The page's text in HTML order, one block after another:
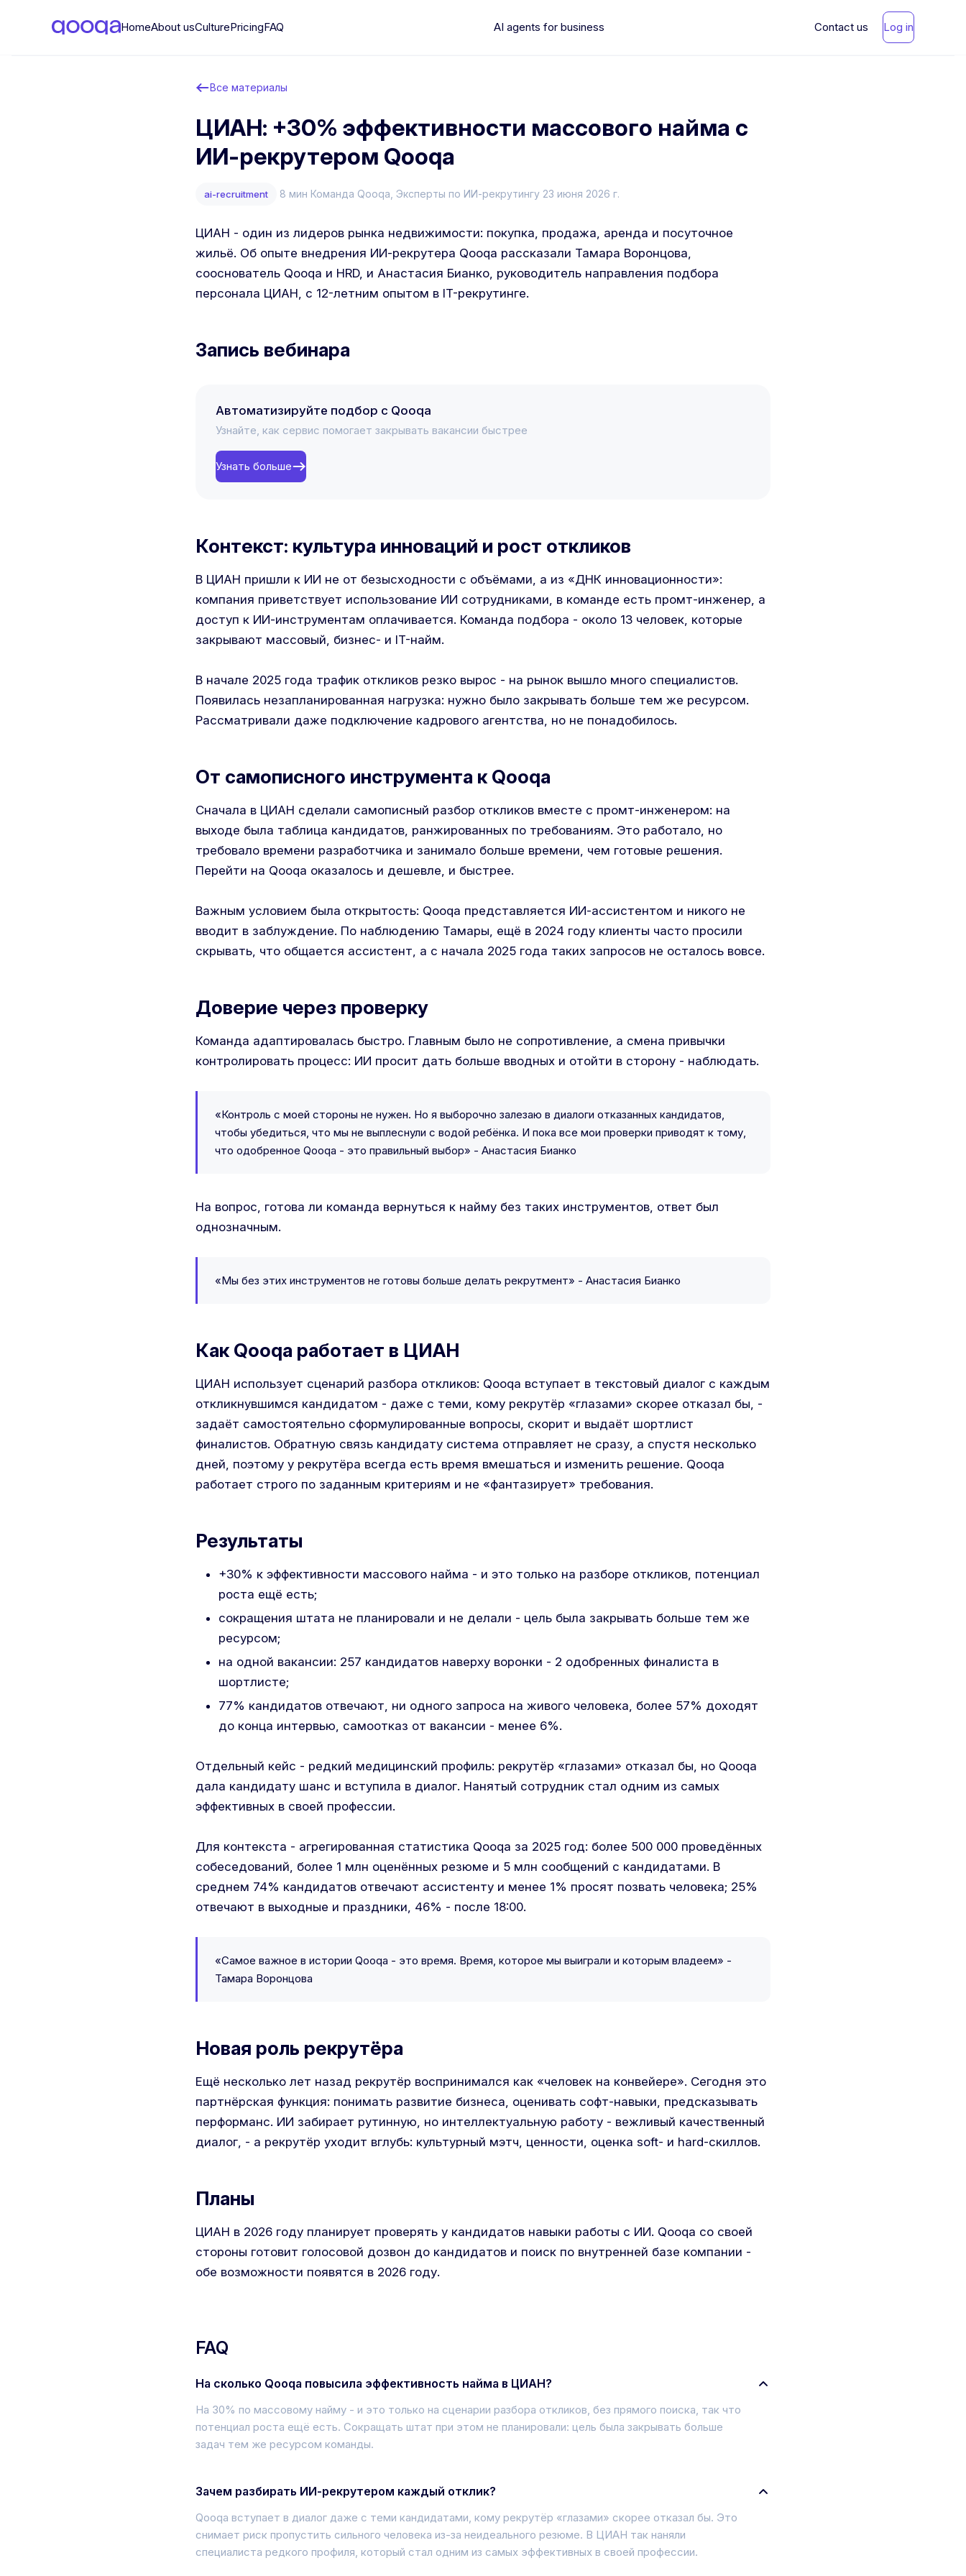
HomeAbout usCulturePricingFAQ AI agents for business Contact us Log in
Все материалы
ЦИАН: +30% эффективности массового найма с
ИИ-рекрутером Qooqa
ai-recruitment 8 мин Команда Qooqa , Эксперты по ИИ-рекрутингу 23 июня 2026 г.
ЦИАН - один из лидеров рынка недвижимости: покупка, продажа, аренда и посуточное
жильё. Об опыте внедрения ИИ-рекрутера Qooqa рассказали Тамара Воронцова,
сооснователь Qooqa и HRD, и Анастасия Бианко, руководитель направления подбора
персонала ЦИАН, с 12-летним опытом в IT-рекрутинге.
Запись вебинара
Автоматизируйте подбор с Qooqa
Узнайте, как сервис помогает закрывать вакансии быстрее
Узнать больше
Контекст: культура инноваций и рост откликов
В ЦИАН пришли к ИИ не от безысходности с объёмами, а из «ДНК инновационности»:
компания приветствует использование ИИ сотрудниками, в команде есть промт-инженер, а
доступ к ИИ-инструментам оплачивается. Команда подбора - около 13 человек, которые
закрывают массовый, бизнес- и IT-найм.
В начале 2025 года трафик откликов резко вырос - на рынок вышло много специалистов.
Появилась незапланированная нагрузка: нужно было закрывать больше тем же ресурсом.
Рассматривали даже подключение кадрового агентства, но не понадобилось.
От самописного инструмента к Qooqa
Сначала в ЦИАН сделали самописный разбор откликов вместе с промт-инженером: на
выходе была таблица кандидатов, ранжированных по требованиям. Это работало, но
требовало времени разработчика и занимало больше времени, чем готовые решения.
Перейти на Qooqa оказалось и дешевле, и быстрее.
Важным условием была открытость: Qooqa представляется ИИ-ассистентом и никого не
вводит в заблуждение. По наблюдению Тамары, ещё в 2024 году клиенты часто просили
скрывать, что общается ассистент, а с начала 2025 года таких запросов не осталось вовсе.
Доверие через проверку
Команда адаптировалась быстро. Главным было не сопротивление, а смена привычки
контролировать процесс: ИИ просит дать больше вводных и отойти в сторону - наблюдать.
«Контроль с моей стороны не нужен. Но я выборочно залезаю в диалоги отказанных кандидатов,
чтобы убедиться, что мы не выплеснули с водой ребёнка. И пока все мои проверки приводят к тому,
что одобренное Qooqa - это правильный выбор» - Анастасия Бианко
На вопрос, готова ли команда вернуться к найму без таких инструментов, ответ был
однозначным.
«Мы без этих инструментов не готовы больше делать рекрутмент» - Анастасия Бианко
Как Qooqa работает в ЦИАН
ЦИАН использует сценарий разбора откликов: Qooqa вступает в текстовый диалог с каждым
откликнувшимся кандидатом - даже с теми, кому рекрутёр «глазами» скорее отказал бы, -
задаёт самостоятельно сформулированные вопросы, скорит и выдаёт шортлист
финалистов. Обратную связь кандидату система отправляет не сразу, а спустя несколько
дней, поэтому у рекрутёра всегда есть время вмешаться и изменить решение. Qooqa
работает строго по заданным критериям и не «фантазирует» требования.
Результаты
+30% к эффективности массового найма - и это только на разборе откликов, потенциал
роста ещё есть;
сокращения штата не планировали и не делали - цель была закрывать больше тем же
ресурсом;
на одной вакансии: 257 кандидатов наверху воронки - 2 одобренных финалиста в
шортлисте;
77% кандидатов отвечают, ни одного запроса на живого человека, более 57% доходят
до конца интервью, самоотказ от вакансии - менее 6%.
Отдельный кейс - редкий медицинский профиль: рекрутёр «глазами» отказал бы, но Qooqa
дала кандидату шанс и вступила в диалог. Нанятый сотрудник стал одним из самых
эффективных в своей профессии.
Для контекста - агрегированная статистика Qooqa за 2025 год: более 500 000 проведённых
собеседований, более 1 млн оценённых резюме и 5 млн сообщений с кандидатами. В
среднем 74% кандидатов отвечают ассистенту и менее 1% просят позвать человека; 25%
отвечают в выходные и праздники, 46% - после 18:00.
«Самое важное в истории Qooqa - это время. Время, которое мы выиграли и которым владеем» -
Тамара Воронцова
Новая роль рекрутёра
Ещё несколько лет назад рекрутёр воспринимался как «человек на конвейере». Сегодня это
партнёрская функция: понимать развитие бизнеса, оценивать софт-навыки, предсказывать
перформанс. ИИ забирает рутинную, но интеллектуальную работу - вежливый качественный
диалог, - а рекрутёр уходит вглубь: культурный мэтч, ценности, оценка soft- и hard-скиллов.
Планы
ЦИАН в 2026 году планирует проверять у кандидатов навыки работы с ИИ. Qooqa со своей
стороны готовит голосовой дозвон до кандидатов и поиск по внутренней базе компании -
обе возможности появятся в 2026 году.
FAQ
На сколько Qooqa повысила эффективность найма в ЦИАН?
На 30% по массовому найму - и это только на сценарии разбора откликов, без прямого поиска, так что
потенциал роста ещё есть. Сокращать штат при этом не планировали: цель была закрывать больше
задач тем же ресурсом команды.
Зачем разбирать ИИ-рекрутером каждый отклик?
Qooqa вступает в диалог даже с теми кандидатами, кому рекрутёр «глазами» скорее отказал бы. Это
снимает риск пропустить сильного человека из-за неидеального резюме. В ЦИАН так наняли
специалиста редкого профиля, который стал одним из самых эффективных в своей профессии.